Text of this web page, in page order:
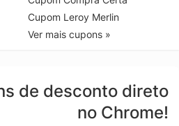
Cupom Leroy Merlin
Ver mais cupons »
de desconto direto
no Chrome!